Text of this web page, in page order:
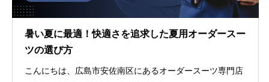
暑い夏に最適！快適さを追求した夏用オーダースー
ツの選び方
こんにちは、広島市安佐南区にあるオーダースーツ専門店